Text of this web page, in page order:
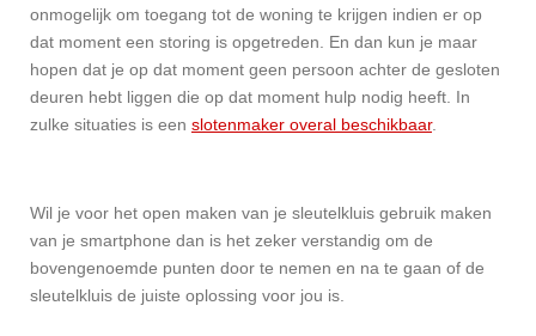
onmogelijk om toegang tot de woning te krijgen indien er op
dat moment een storing is opgetreden. En dan kun je maar
hopen dat je op dat moment geen persoon achter de gesloten
deuren hebt liggen die op dat moment hulp nodig heeft. In
zulke situaties is een slotenmaker overal beschikbaar.
Wil je voor het open maken van je sleutelkluis gebruik maken
van je smartphone dan is het zeker verstandig om de
bovengenoemde punten door te nemen en na te gaan of de
sleutelkluis de juiste oplossing voor jou is.